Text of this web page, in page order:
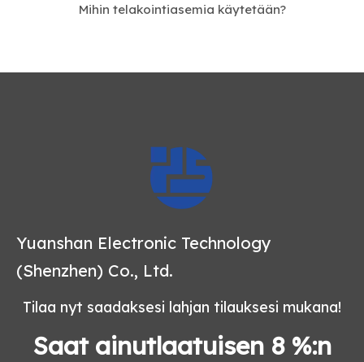
Mihin telakointiasemia käytetään?
Yuanshan Electronic Technology
(Shenzhen) Co., Ltd.
Tilaa nyt saadaksesi lahjan tilauksesi mukana!
Saat ainutlaatuisen 8 %:n